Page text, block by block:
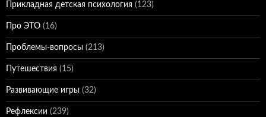
Прикладная детская психология (123)
Про ЭТО (16)
Проблемы-вопросы (213)
Путешествия (15)
Развивающие игры (32)
Рефлексии (239)